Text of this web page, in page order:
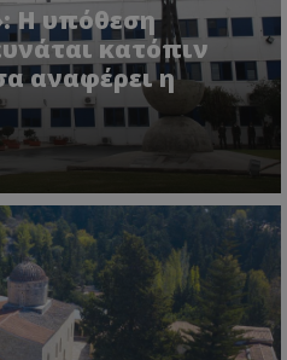
Η υπόθεση
κατόπιν
αναφέρει η